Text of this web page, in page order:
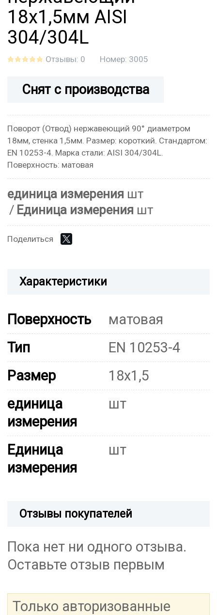
18x1,5мм AISI
304/304L
Отзывы: 0 Номер: 3005
Снят с производства
Поворот (Отвод) нержавеющий 90° диаметром
18мм, стенка 1,5мм. Размер: короткий. Стандартом:
EN 10253-4. Марка стали: AISI 304/304L.
Поверхность: матовая
единица измерения шт
Единица измерения шт
Поделиться
Характеристики
Поверхность
матовая
Тип
EN 10253-4
Размер
18x1,5
единица
измерения
шт
Единица
измерения
шт
Отзывы покупателей
Пока нет ни одного отзыва.
Оставьте отзыв первым
Только авторизованные